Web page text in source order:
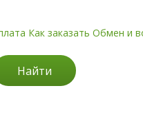
Как заказать Обмен и
Найти